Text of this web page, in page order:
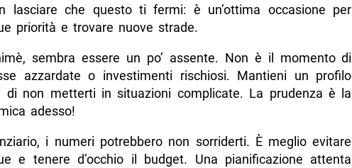
lasciare che questo ti fermi: è un’ottima occasione per
priorità e trovare nuove strade.
sembra essere un po’ assente. Non è il momento di
azzardate o investimenti rischiosi. Mantieni un profilo
di non metterti in situazioni complicate. La prudenza è la
adesso!
i numeri potrebbero non sorriderti. È meglio evitare
e tenere d’occhio il budget. Una pianificazione attenta